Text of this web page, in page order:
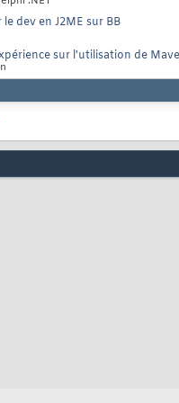
dev en J2ME sur BB
sur l'utilisation de